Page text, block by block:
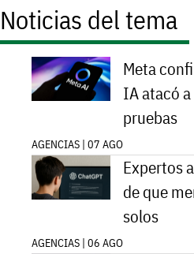
Noticias del tema
Meta
IA atacó
pruebas
AGENCIAS | 07 AGO
Expertos
de que
solos
AGENCIAS | 06 AGO